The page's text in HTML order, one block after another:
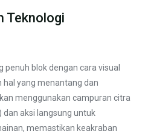
Teknologi
blok dengan cara visual
yang menantang dan
menggunakan campuran citra
dan aksi langsung untuk
memastikan keakraban